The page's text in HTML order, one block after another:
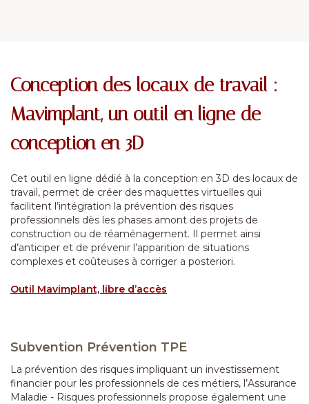
Conception des locaux de travail :
Mavimplant, un outil en ligne de
conception en 3D
Cet outil en ligne dédié à la conception en 3D des locaux de
travail, permet de créer des maquettes virtuelles qui
facilitent l’intégration la prévention des risques
professionnels dès les phases amont des projets de
construction ou de réaménagement. Il permet ainsi
d’anticiper et de prévenir l’apparition de situations
complexes et coûteuses à corriger a posteriori.
Outil Mavimplant, libre d’accès
Subvention Prévention TPE
La prévention des risques impliquant un investissement
financier pour les professionnels de ces métiers, l’Assurance
Maladie - Risques professionnels propose également une